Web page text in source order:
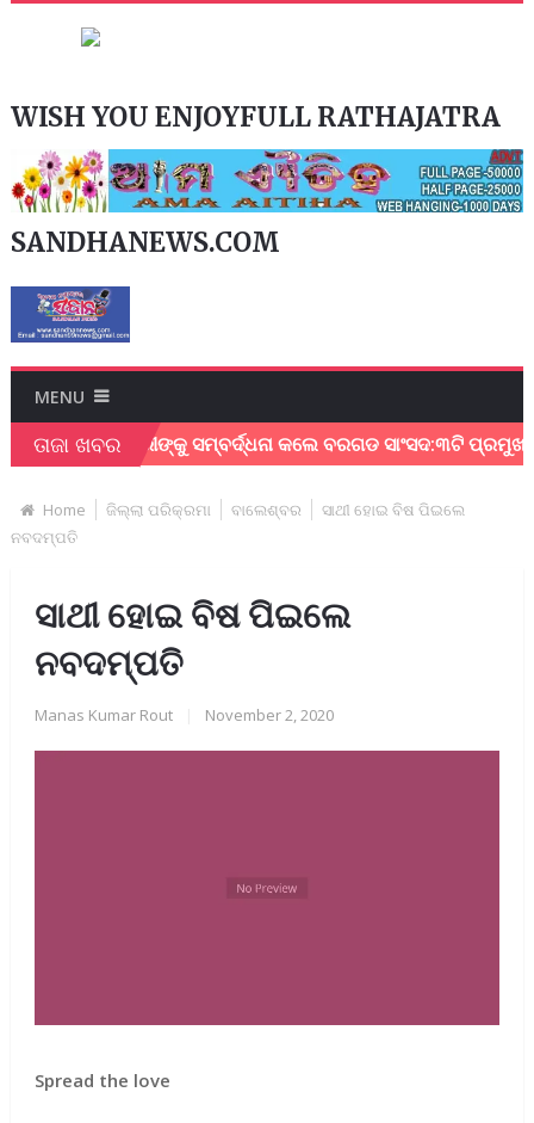
WISH YOU ENJOYFULL RATHAJATRA
SANDHANEWS.COM
MENU
ତାଜା ଖବରସମ୍ବର୍ଦ୍ଧନା କଲେ ବରଗଡ ସାଂସଦ:୩ଟି ପ୍ରମୁଖ ଦାବୀ
Home ଜିଲ୍ଲା ପରିକ୍ରମା ବାଲେଶ୍ବର
ସାଥୀ ହୋଇ ବିଷ ପିଇଲେ
ନବଦମ୍ପତି
ସାଥୀ ହୋଇ ବିଷ ପିଇଲେ
ନବଦମ୍ପତି
Manas Kumar Rout November 2, 2020
Spread the love